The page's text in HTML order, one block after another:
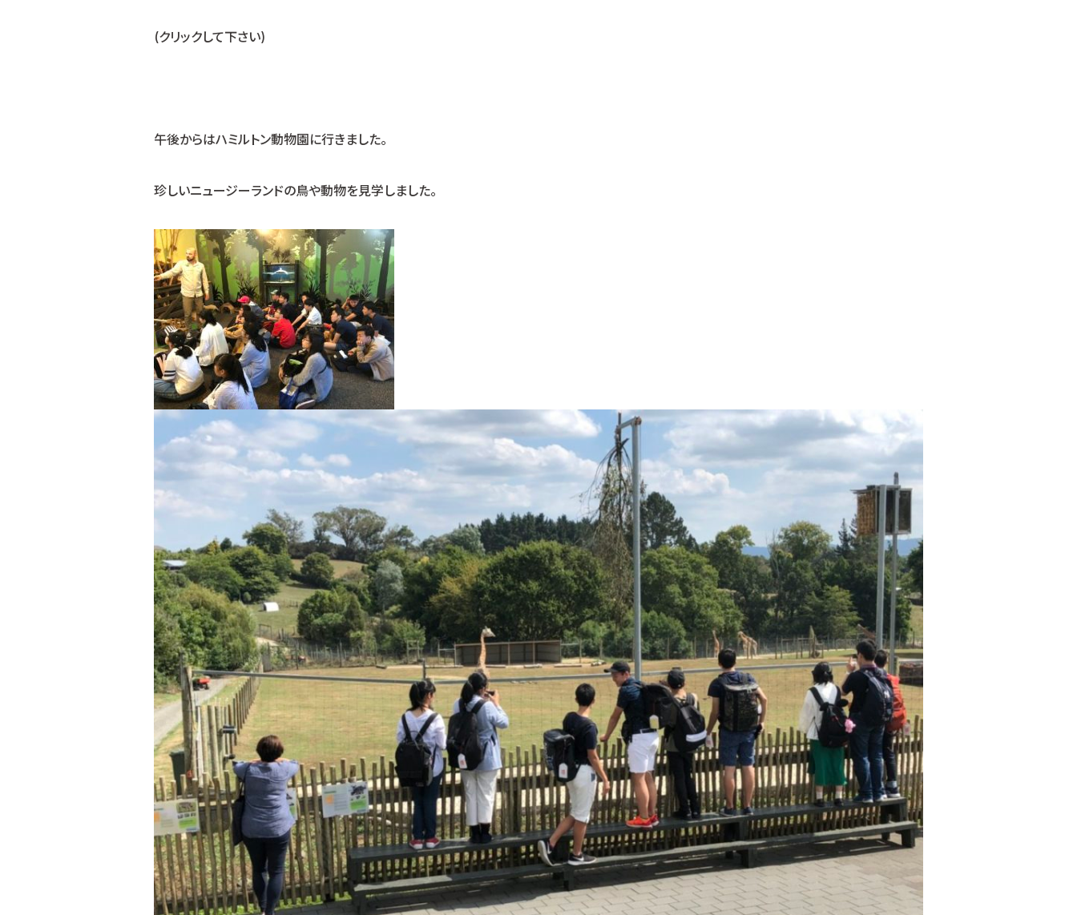
(クリックして下さい)
午後からはハミルトン動物園に行きました。
珍しいニュージーランドの鳥や動物を見学しました。